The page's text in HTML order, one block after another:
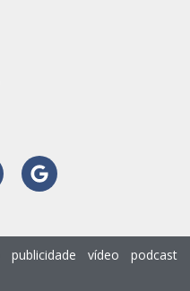
publicidade vídeo podcast